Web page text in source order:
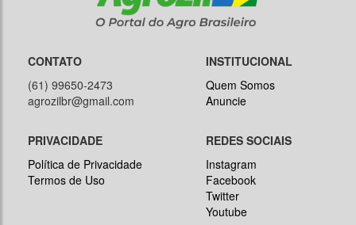
CONTATO
(61) 99650-2473
agrozilbr@gmail.com
INSTITUCIONAL
Quem Somos
Anuncie
PRIVACIDADE
Política de Privacidade
Termos de Uso
REDES SOCIAIS
Instagram
Facebook
Twitter
Youtube